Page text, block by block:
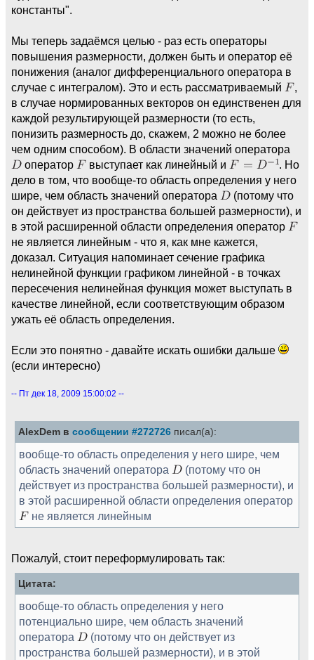
константы".
Мы теперь задаёмся целью - раз есть операторы
повышения размерности, должен быть и оператор её
понижения (аналог дифференциального оператора в
случае с интегралом). Это и есть рассматриваемый
,
в случае нормированных векторов он единственен для
каждой результирующей размерности (то есть,
понизить размерность до, скажем, 2 можно не более
чем одним способом). В области значений оператора
оператор
выступает как линейный и
. Но
дело в том, что вообще-то область определения у него
шире, чем область значений оператора
(потому что
он действует из пространства большей размерности), и
в этой расширенной области определения оператор
не является линейным - что я, как мне кажется,
доказал. Ситуация напоминает сечение графика
нелинейной функции графиком линейной - в точках
пересечения нелинейная функция может выступать в
качестве линейной, если соответствующим образом
ужать её область определения.
Если это понятно - давайте искать ошибки дальше
(если интересно)
-- Пт дек 18, 2009 15:00:02 --
AlexDem в сообщении #272726 писал(а):
вообще-то область определения у него шире, чем
область значений оператора
(потому что он
действует из пространства большей размерности), и
в этой расширенной области определения оператор
не является линейным
Пожалуй, стоит переформулировать так:
Цитата:
вообще-то область определения у него
потенциально шире, чем область значений
оператора
(потому что он действует из
пространства большей размерности), и в этой